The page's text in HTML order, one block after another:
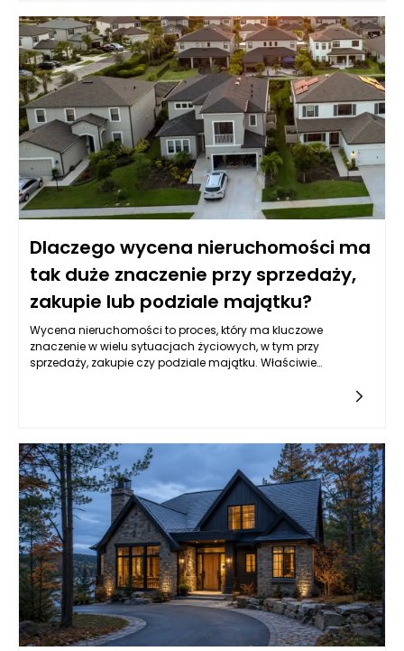
prawny, infrastruktura czy trend rynkowy wpływają na realną
wartość nieruchomości. Bez wyceny nieruchomości istnieje
duże ryzyko, że obie strony będą bazować na błędnych
założeniach i późniejszych negocjacjach mogą brakować
merytorycznej podstawy.
Dlaczego wycena nieruchomości ma
tak duże znaczenie przy sprzedaży,
zakupie lub podziale majątku?
Wycena nieruchomości to proces, który ma kluczowe
znaczenie w wielu sytuacjach życiowych, w tym przy
sprzedaży, zakupie czy podziale majątku. Właściwie
mieszkania, kluczowym jest, aby na etapie przygotowań
uwzględnić staranną wycenę. To ona pozwala ustalić realny
poziom cenowy, który coraz częściej decyduje o tym, czy
konkretna oferta się sprzeda, a jeśli tak, to w jakim czasie.